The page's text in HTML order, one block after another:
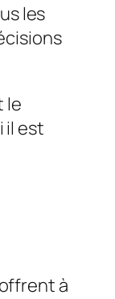
les
le
il est
à